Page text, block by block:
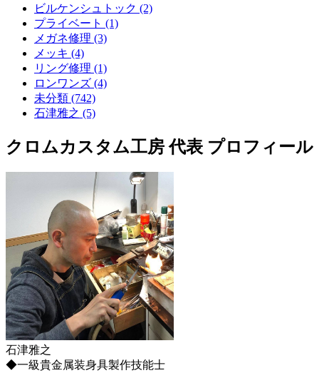
ビルケンシュトック (2)
プライベート (1)
メガネ修理 (3)
メッキ (4)
リング修理 (1)
ロンワンズ (4)
未分類 (742)
石津雅之 (5)
クロムカスタム工房 代表 プロフィール
石津雅之
◆一級貴金属装身具製作技能士